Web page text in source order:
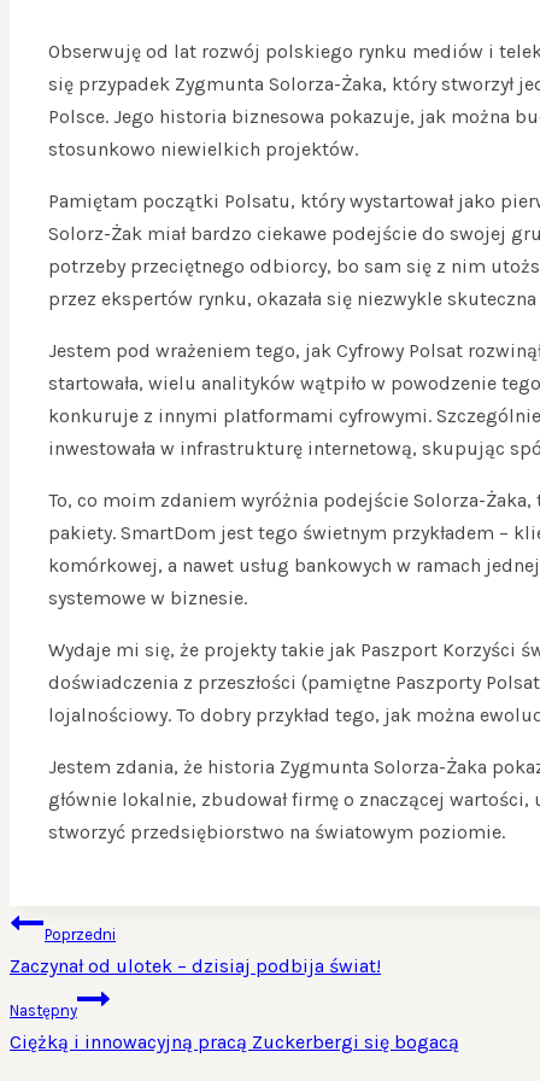
Obserwuję od lat rozwój polskiego rynku mediów i
się przypadek Zygmunta Solorza-Żaka, który stworzył
Polsce. Jego historia biznesowa pokazuje, jak można
stosunkowo niewielkich projektów.
Pamiętam początki Polsatu, który wystartował jako
Solorz-Żak miał bardzo ciekawe podejście do swojej
potrzeby przeciętnego odbiorcy, bo sam się z nim
przez ekspertów rynku, okazała się niezwykle skuteczna
Jestem pod wrażeniem tego, jak Cyfrowy Polsat
startowała, wielu analityków wątpiło w powodzenie
konkuruje z innymi platformami cyfrowymi.
inwestowała w infrastrukturę internetową, skupując
To, co moim zdaniem wyróżnia podejście Solorza-
pakiety. SmartDom jest tego świetnym przykładem –
komórkowej, a nawet usług bankowych w ramach
systemowe w biznesie.
Wydaje mi się, że projekty takie jak Paszport Korzyści
doświadczenia z przeszłości (pamiętne Paszporty
lojalnościowy. To dobry przykład tego, jak można
Jestem zdania, że historia Zygmunta Solorza-Żaka
głównie lokalnie, zbudował firmę o znaczącej
stworzyć przedsiębiorstwo na światowym poziomie.
NAWIGACJA
WPISU
Poprzedni
Zaczynał od ulotek – dzisiaj podbija świat!
Następny
Ciężką i innowacyjną pracą Zuckerbergi się bogacą